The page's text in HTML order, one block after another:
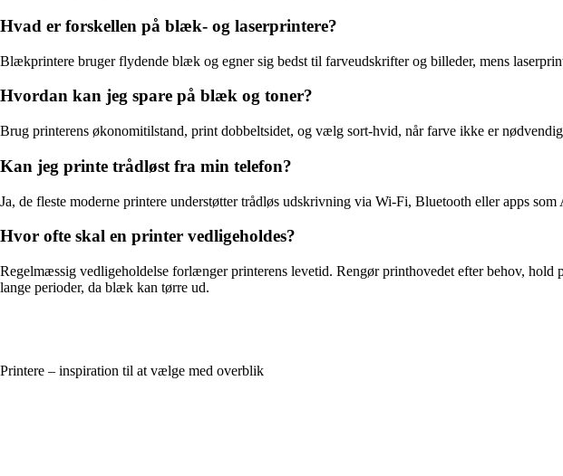
Hvad er forskellen på blæk- og laserprintere?
Blækprintere bruger flydende blæk og egner sig bedst til farveudskrifter og billeder, mens
Hvordan kan jeg spare på blæk og toner?
Brug printerens økonomitilstand, print dobbeltsidet, og vælg sort-hvid, når farve ikke er
Kan jeg printe trådløst fra min telefon?
Ja, de fleste moderne printere understøtter trådløs udskrivning via Wi-Fi, Bluetooth eller apps
Hvor ofte skal en printer vedligeholdes?
Regelmæssig vedligeholdelse forlænger printerens levetid. Rengør printhovedet efter behov,
lange perioder, da blæk kan tørre ud.
Printere – inspiration til at vælge med overblik